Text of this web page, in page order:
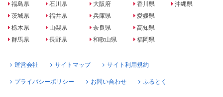
福島県
茨城県
栃木県
群馬県
石川県
福井県
山梨県
長野県
大阪府
兵庫県
奈良県
和歌山県
香川県
愛媛県
高知県
福岡県
沖縄県
運営会社 サイトマップ サイト利用規約
プライバシーポリシー お問い合わせ ふるとく